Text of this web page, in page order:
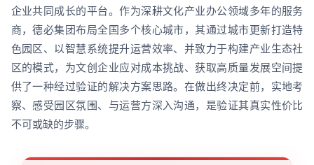
企业共同成长的平台。作为深耕文化产业办公领域多年的服务
商，德必集团布局全国多个核心城市，其通过城市更新打造特
色园区、以智慧系统提升运营效率、并致力于构建产业生态社
区的模式，为文创企业应对成本挑战、获取高质量发展空间提
供了一种经过验证的解决方案思路。在做出终决定前，实地考
察、感受园区氛围、与运营方深入沟通，是验证其真实性价比
不可或缺的步骤。